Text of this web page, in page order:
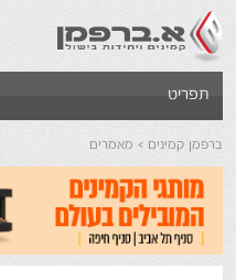
תפריט
ברפמן קמינים מאמרים